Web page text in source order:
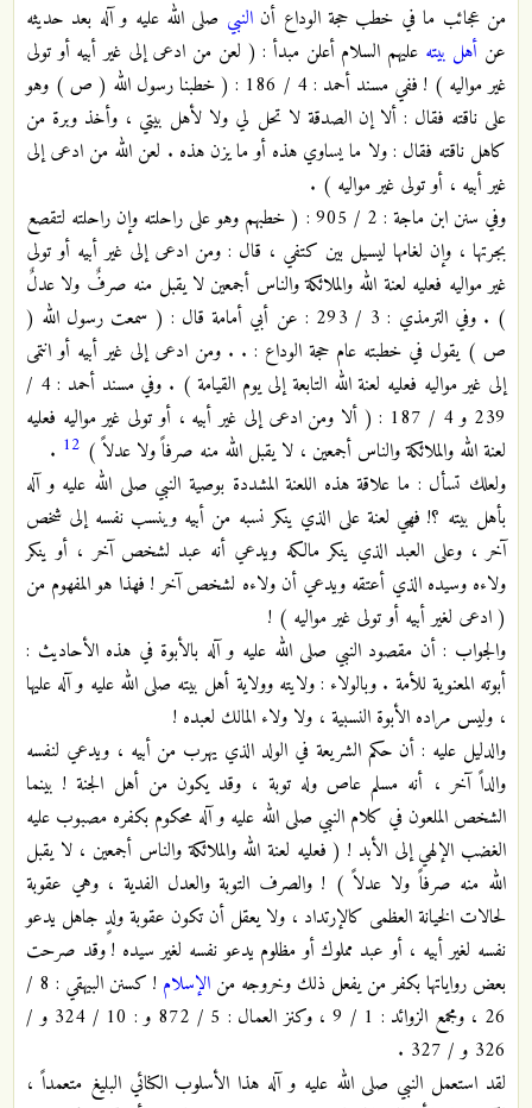
من عجائب ما في خطب حجة الوداع أنالنبي صلى الله عليه و آله بعد حديثه
عن أهل بيته عليهم السلام أعلن مبدأ : ( لعن من ادعى إلى غير أبيه أو تولى
غير مواليه ) ! ففي مسند أحمد : 4 / 186 : ( خطبنا رسول الله ( ص ) وهو
على ناقته فقال : ألا إن الصدقة لا تحل لي ولا لأهل بيتي ، وأخذ وبرة من
كاهل ناقته فقال : ولا ما يساوي هذه أو ما يزن هذه . لعن الله من ادعى إلى
غير أبيه ، أو تولى غير مواليه ) .
وفي سنن ابن ماجة : 2 / 905 : ( خطبهم وهو على راحلته وإن راحلته لتقصع
بجرتها ، وإن لغامها ليسيل بين كتفي ، قال : ومن ادعى إلى غير أبيه أو تولى
غير مواليه فعليه لعنة الله والملائكة والناس أجمعين لا يقبل منه صرفٌ ولا عدلٌ
) . وفي الترمذي : 3 / 293 : عن أبي أمامة قال : ( سمعت رسول الله (
ص ) يقول في خطبته عام حجة الوداع : . . ومن ادعى إلى غير أبيه أو انتمى
إلى غير مواليه فعليه لعنة الله التابعة إلى يوم القيامة ) . وفي مسند أحمد : 4 /
239 و 4 / 187 : ( ألا ومن ادعى إلى غير أبيه ، أو تولى غير مواليه فعليه
لعنة الله والملائكة والناس أجمعين ، لا يقبل الله منه صرفاً ولا عدلاً ) 12
.
ولعلك تسأل : ما علاقة هذه اللعنة المشددة بوصية النبي صلى الله عليه و آله
بأهل بيته ؟! فهي لعنة على الذي ينكر نسبه من أبيه وينسب نفسه إلى شخص
آخر ، وعلى العبد الذي ينكر مالكه ويدعي أنه عبد لشخص آخر ، أو ينكر
ولاءه وسيده الذي أعتقه ويدعي أن ولاءه لشخص آخر ! فهذا هو المفهوم من
( ادعى لغير أبيه أو تولى غير مواليه ) !
والجواب : أن مقصود النبي صلى الله عليه و آله بالأبوة في هذه الأحاديث :
أبوته المعنوية للأمة . وبالولاء : ولايته وولاية أهل بيته صلى الله عليه و آله عليها
، وليس مراده الأبوة النسبية ، ولا ولاء المالك لعبده !
والدليل عليه : أن حكم الشريعة في الولد الذي يهرب من أبيه ، ويدعي لنفسه
والداً آخر ، أنه مسلم عاص وله توبة ، وقد يكون من أهل الجنة ! بينما
الشخص الملعون في كلام النبي صلى الله عليه و آله محكوم بكفره مصبوب عليه
الغضب الإلهي إلى الأبد ! ( فعليه لعنة الله والملائكة والناس أجمعين ، لا يقبل
الله منه صرفاً ولا عدلاً ) ! والصرف التوبة والعدل الفدية ، وهي عقوبة
لحالات الخيانة العظمى كالإرتداد ، ولا يعقل أن تكون عقوبة ولدٍ جاهل يدعو
نفسه لغير أبيه ، أو عبد مملوك أو مظلوم يدعو نفسه لغير سيده ! وقد صرحت
بعض رواياتها بكفر من يفعل ذلك وخروجه من الإسلام
! كسنن البيهقي : 8 /
26 ، ومجمع الزوائد : 1 / 9 ، وكنز العمال : 5 / 872 و : 10 / 324 و /
326 و / 327 .
لقد استعمل النبي صلى الله عليه و آله هذا الأسلوب الكنائي البليغ متعمداً ،